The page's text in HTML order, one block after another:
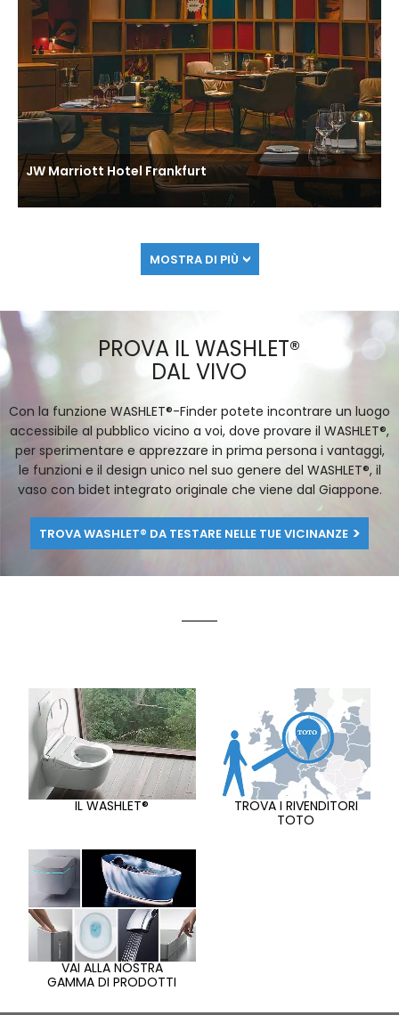
JW Marriott Hotel Frankfurt
MOSTRA DI PIÙ
PROVA IL WASHLET®
DAL VIVO
Con la funzione WASHLET®-Finder potete incontrare un luogo
accessibile al pubblico vicino a voi, dove provare il WASHLET®,
per sperimentare e apprezzare in prima persona i vantaggi,
le funzioni e il design unico nel suo genere del WASHLET®, il
vaso con bidet integrato originale che viene dal Giappone.
TROVA WASHLET® DA TESTARE NELLE TUE VICINANZE
IL WASHLET®
TROVA I RIVENDITORI
TOTO
VAI ALLA NOSTRA
GAMMA DI PRODOTTI